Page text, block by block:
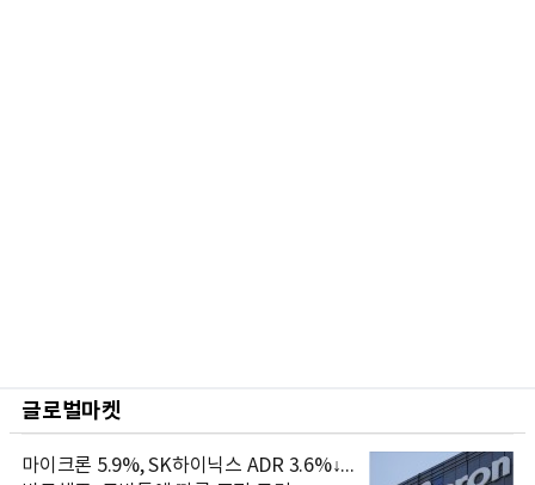
글로벌마켓
마이크론 5.9%, SK하이닉스 ADR 3.6%↓...